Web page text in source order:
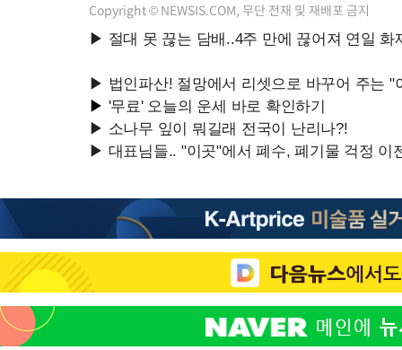
Copyright © NEWSIS.COM, 무단 전재 및 재배포 금지